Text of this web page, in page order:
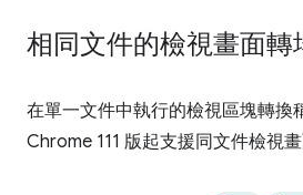
相同文件的檢視畫面轉
在單一文件中執行的檢視區塊轉換
Chrome 111 版起支援同文件檢視畫